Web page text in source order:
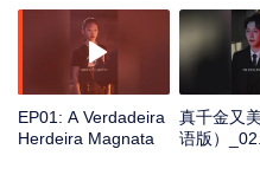
EP01: A Verdadeira
Herdeira Magnata
真千金又
语版）